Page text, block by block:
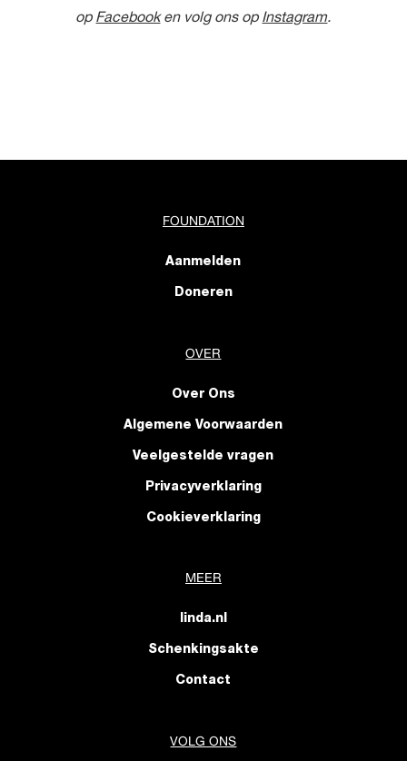
op Facebooken volg ons op Instagram.
FOUNDATION
Aanmelden
Doneren
OVER
Over Ons
Algemene Voorwaarden
Veelgestelde vragen
Privacyverklaring
Cookieverklaring
MEER
linda.nl
Schenkingsakte
Contact
VOLG ONS